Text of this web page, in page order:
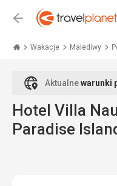
Wstecz
Wakacje Malediwy
Aktualnewarunki
Hotel Villa
Paradise